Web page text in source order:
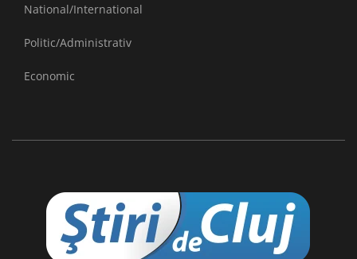
National/International
Politic/Administrativ
Economic